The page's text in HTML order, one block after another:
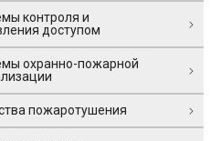
контроля и
доступом
охранно-пожарной
пожаротушения